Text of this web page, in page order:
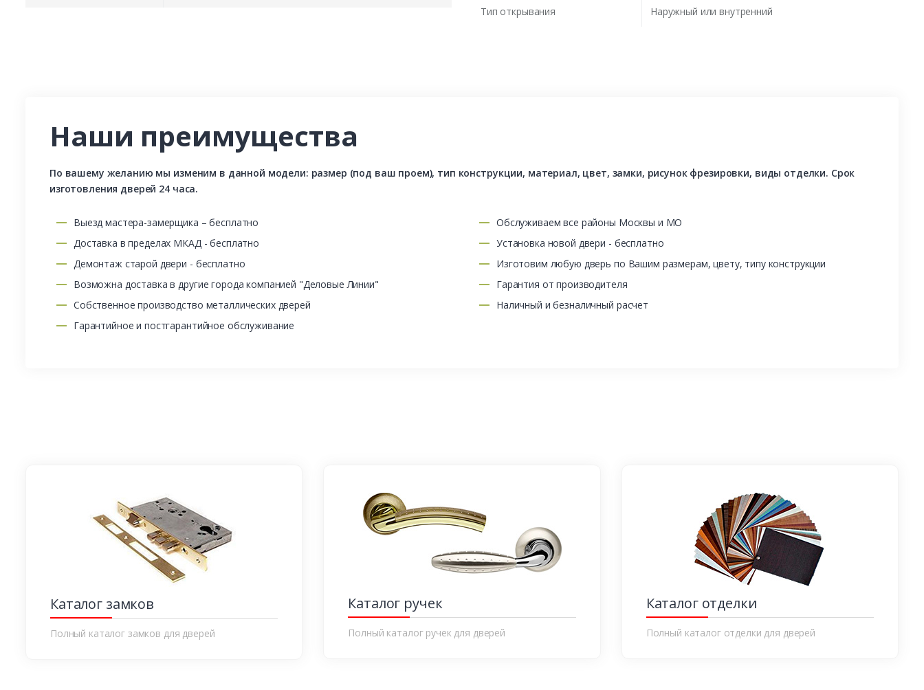
Тип открывания Наружный или внутренний
Наши преимущества
По вашему желанию мы изменим в данной модели: размер (под ваш проем), тип конструкции, материал, цвет, замки, рисунок фрезировки, виды отделки. Срок
изготовления дверей 24 часа.
Выезд мастера-замерщика – бесплатно
Доставка в пределах МКАД - бесплатно
Демонтаж старой двери - бесплатно
Возможна доставка в другие города компанией "Деловые Линии"
Собственное производство металлических дверей
Гарантийное и постгарантийное обслуживание
Обслуживаем все районы Москвы и МО
Установка новой двери - бесплатно
Изготовим любую дверь по Вашим размерам, цвету, типу конструкции
Гарантия от производителя
Наличный и безналичный расчет
Каталог замков
Полный каталог замков для дверей
Каталог ручек
Полный каталог ручек для дверей
Каталог отделки
Полный каталог отделки для дверей